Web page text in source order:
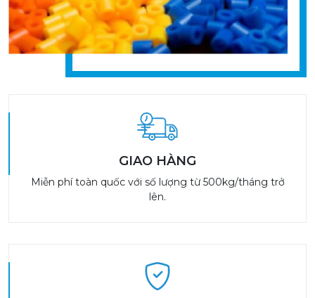
GIAO HÀNG
Miễn phí toàn quốc với số lượng từ 500kg/tháng trở
lên.